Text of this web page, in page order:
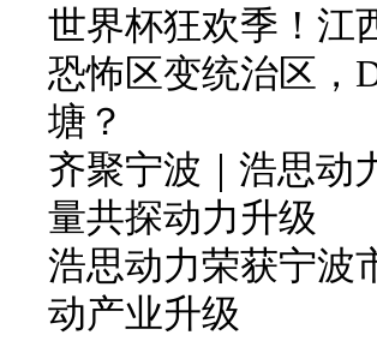
世界杯狂欢季！江
恐怖区变统治区，
塘？
齐聚宁波｜浩思动
量共探动力升级
浩思动力荣获宁波
动产业升级